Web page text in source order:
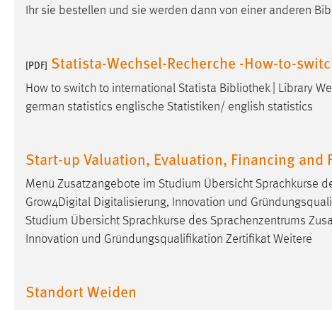
Ihr sie bestellen und sie werden dann von einer anderen
[PDF] Statista-Wechsel-Recherche -How-to-
How to switch to international Statista Bibliothek| Library
german statistics englische Statistiken/ english statistics
Start-up Valuation, Evaluation, Financing and
Menü Zusatzangebote im Studium Übersicht Sprachkurse
Grow4Digital Digitalisierung, Innovation und
Studium Übersicht Sprachkurse des Sprachenzentrums
Innovation und Gründungsqualifikation Zertifikat Weitere
Standort Weiden
Sitzungslaufzeit, mibew_locale = 3
Login
Name: fe_user, be_user, be_lastLoginProvider
Cookie Laufzeit: 24 Stunden
STATISTIK
Statistik Cookies erfassen Informationen anonym.